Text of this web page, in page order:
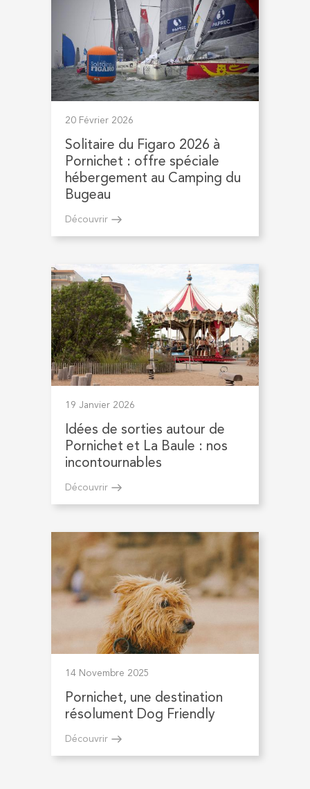
20 Février 2026
Solitaire du Figaro 2026 à
Pornichet : offre spéciale
hébergement au Camping du
Bugeau
Découvrir
19 Janvier 2026
Idées de sorties autour de
Pornichet et La Baule : nos
incontournables
Découvrir
14 Novembre 2025
Pornichet, une destination
résolument Dog Friendly
Découvrir